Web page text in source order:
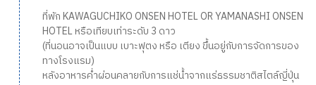
ที่พัก KAWAGUCHIKO ONSEN HOTEL OR YAMANASHI ONSEN
HOTEL หรือเทียบเท่าระดับ 3 ดาว
(ที่นอนอาจเป็นแบบ เบาะฟุตง หรือ เตียง ขึ้นอยู่กับการจัดการของ
ทางโรงแรม)
หลังอาหารค่ำผ่อนคลายกับการแช่น้ำจากแร่ธรรมชาติสไตล์ญี่ปุ่น